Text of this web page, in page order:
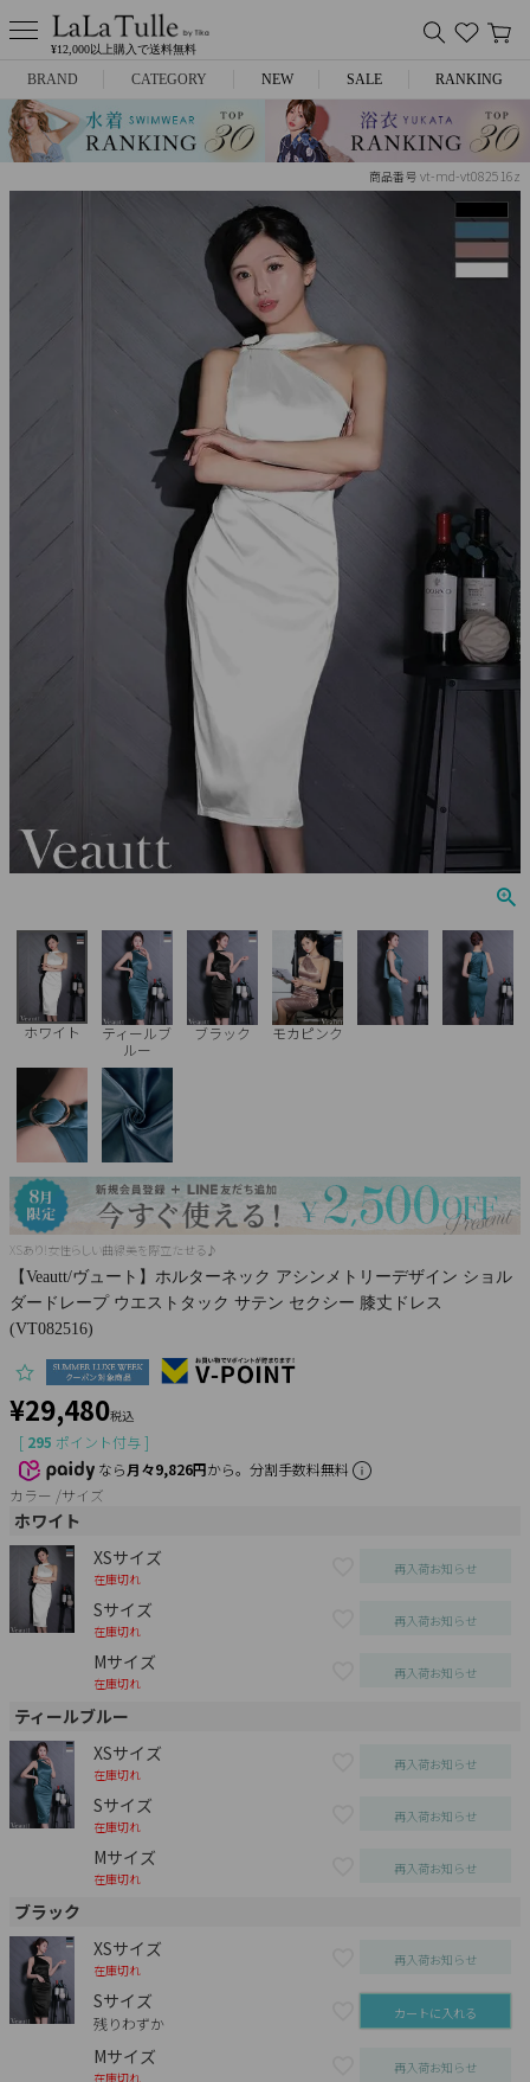
¥12,000以上購入で送料無料
BRAND
Anella
DEA.
ANGEL R
PURESS
GLAMOROUS
JENNNY
COMEX
Pleaser
CATEGORY
ミニドレス
スーツ
バッグ
コスプレ
NEW SALE RANKING
商品番号 vt-md-vt082516z
ホワイト
ティールブ
ルー
ブラック モカピンク
XSあり!女性らしい曲線美を際立たせる♪
【Veautt/ヴュート】ホルターネック アシンメトリーデザイン ショル
ダードレープ ウエストタック サテン セクシー 膝丈ドレス
(VT082516)
¥29,480税込
[ 295 ポイント付与 ]
なら月々9,826円から。分割手数料無料
カラー サイズ
ホワイト
XSサイズ
在庫切れ
再入荷お知らせ
Sサイズ
在庫切れ
再入荷お知らせ
Mサイズ
在庫切れ
再入荷お知らせ
ティールブルー
XSサイズ
在庫切れ
再入荷お知らせ
Sサイズ
在庫切れ
再入荷お知らせ
Mサイズ
在庫切れ
再入荷お知らせ
ブラック
XSサイズ
在庫切れ
再入荷お知らせ
Sサイズ
残りわずか カートに入れる
Mサイズ
在庫切れ
再入荷お知らせ